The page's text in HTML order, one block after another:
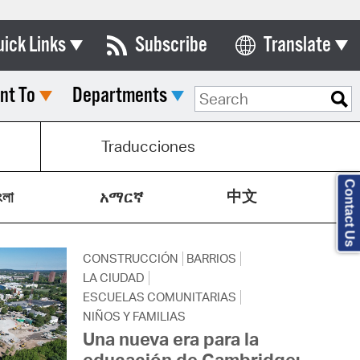
Links
& Commissions
City Council
List
& Documents
Code
Meeting Portal
Subscribe Translate
Select Language
To Departments
Traducciones
አማርኛ 中文
CONSTRUCCIÓN
BARRIOS
LA CIUDAD
ESCUELAS COMUNITARIAS
NIÑOS Y FAMILIAS
Una nueva era para la
Contact Us